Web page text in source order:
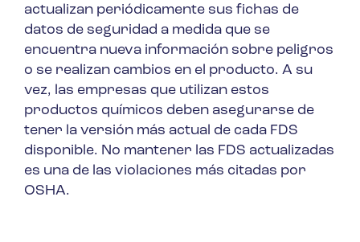
actualizan periódicamente sus fichas de
datos de seguridad a medida que se
encuentra nueva información sobre peligros
o se realizan cambios en el producto. A su
vez, las empresas que utilizan estos
productos químicos deben asegurarse de
tener la versión más actual de cada FDS
disponible. No mantener las FDS actualizadas
es una de las violaciones más citadas por
OSHA.